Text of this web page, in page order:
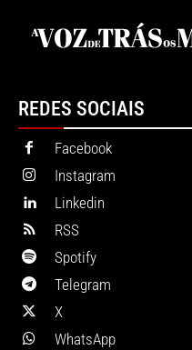
REDES SOCIAIS
Facebook
Instagram
Linkedin
RSS
Spotify
Telegram
X
WhatsApp